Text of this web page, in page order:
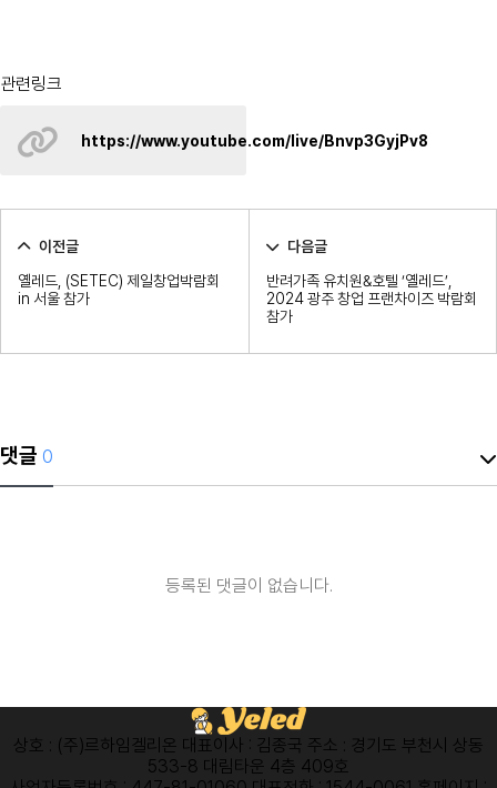
관련링크
https://www.youtube.com/live/Bnvp3GyjPv8
이전글
옐레드, (SETEC) 제일창업박람회
in 서울 참가
다음글
반려가족 유치원&호텔 ‘옐레드’,
2024 광주 창업 프랜차이즈 박람회
참가
댓글 0
등록된 댓글이 없습니다.
상호 : (주)르하임겔리온 대표이사 : 김종국 주소 : 경기도 부천시 상동
533-8 대림타운 4층 409호